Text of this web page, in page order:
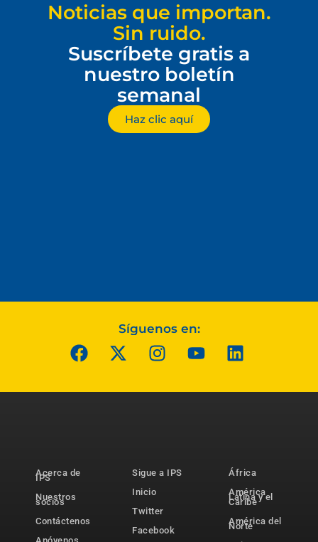
Noticias que importan.
Sin ruido.
Suscríbete gratis a
nuestro boletín
semanal
Haz clic aquí
Síguenos en:
Acerca de
IPS
Nuestros
socios
Contáctenos
Sigue a IPS
Inicio
Twitter
Facebook
África
América
Latina y el
Caribe
América del
Norte